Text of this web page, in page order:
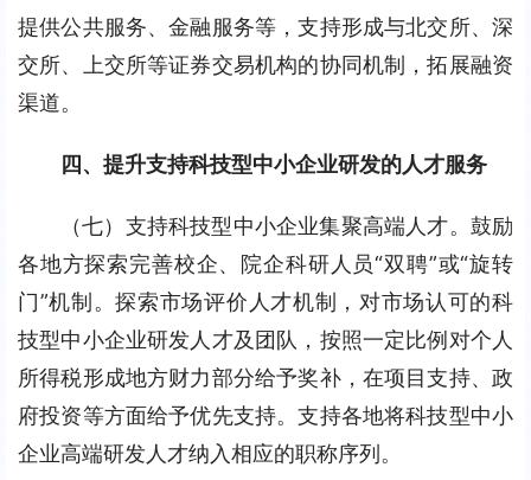
提供公共服务、金融服务等，支持形成与北交所、深
交所、上交所等证券交易机构的协同机制，拓展融资
渠道。
四、提升支持科技型中小企业研发的人才服务
（七）支持科技型中小企业集聚高端人才。鼓励
各地方探索完善校企、院企科研人员“双聘”或“旋转
门”机制。探索市场评价人才机制，对市场认可的科
技型中小企业研发人才及团队，按照一定比例对个人
所得税形成地方财力部分给予奖补，在项目支持、政
府投资等方面给予优先支持。支持各地将科技型中小
企业高端研发人才纳入相应的职称序列。